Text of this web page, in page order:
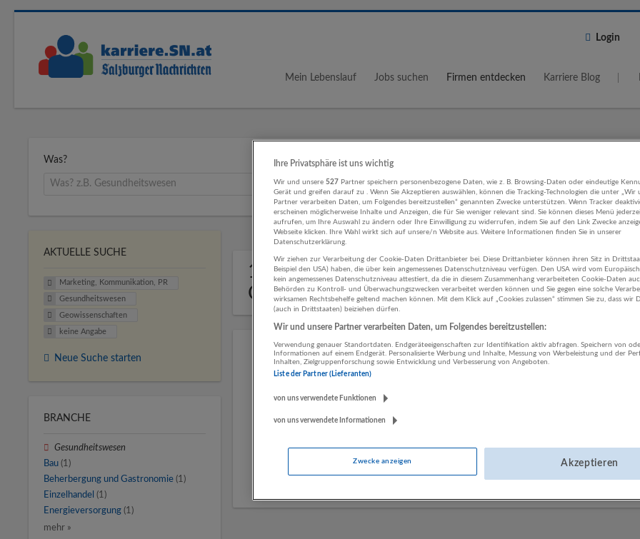
Login
Mein Lebenslauf Jobs suchen Firmen entdecken Karriere Blog
Was? Wo?
5 km
1 Marketing, Kommunikation, PR
Gesundheitswesen Unternehmen
LUGSTEIN CONSULTING
Bergheim bei Salzburg
Energieversorgung | Finanz- und Versicherungsleistungen |
Gesundheitswesen | Herstellung von Waren | IT-Dienstleistungen |
Öffentliche Verwaltung | Rechtsberatung und Wirtschaftsprüfung |
Sonstige Dienstleistungen | Sozialwesen | Verkehr | Verlagswesen |
AKTUELLE SUCHE
Marketing, Kommunikation, PR
Gesundheitswesen
Geowissenschaften
keine Angabe
Neue Suche starten
BRANCHE
Gesundheitswesen
Bau (1)
Beherbergung und Gastronomie (1)
Einzelhandel (1)
Energieversorgung (1)
mehr »
Ihre Privatsphäre ist uns wichtig
Wir und unsere527 Partner speichern personenbezogene Daten, wie z. B. Browsing-Daten oder eindeutige
Gerät und greifen darauf zu . Wenn Sie Akzeptieren auswählen, können die Tracking-Technologien die unter „Wir
Partner verarbeiten Daten, um Folgendes bereitzustellen“ genannten Zwecke unterstützen. Wenn Tracker
erscheinen möglicherweise Inhalte und Anzeigen, die für Sie weniger relevant sind. Sie können dieses Menü
aufrufen, um Ihre Auswahl zu ändern oder Ihre Einwilligung zu widerrufen, indem Sie auf den Link Zwecke
Webseite klicken. Ihre Wahl wirkt sich auf unsere/n Website aus. Weitere Informationen finden Sie in unserer
Datenschutzerklärung.
Wir ziehen zur Verarbeitung der Cookie-Daten Drittanbieter bei. Diese Drittanbieter können ihren Sitz in
Beispiel den USA) haben, die über kein angemessenes Datenschutzniveau verfügen. Den USA wird vom
kein angemessenes Datenschutzniveau attestiert, da die in diesem Zusammenhang verarbeiteten Cookie-Daten
Behörden zu Kontroll- und Überwachungszwecken verarbeitet werden können und Sie gegen eine solche
wirksamen Rechtsbehelfe geltend machen können. Mit dem Klick auf „Cookies zulassen“ stimmen Sie zu, dass wir
(auch in Drittstaaten) beiziehen dürfen.
Wir und unsere Partner verarbeiten Daten, um Folgendes bereitzustellen:
Verwendung genauer Standortdaten. Endgeräteeigenschaften zur Identifikation aktiv abfragen. Speichern von
Informationen auf einem Endgerät. Personalisierte Werbung und Inhalte, Messung von Werbeleistung und der
Inhalten, Zielgruppenforschung sowie Entwicklung und Verbesserung von Angeboten.
Liste der Partner (Lieferanten)
von uns verwendete Funktionen
von uns verwendete Informationen
Zwecke anzeigen Akzeptieren